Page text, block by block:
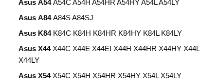
Asus A54A54C A54H A54HR A54HY A54L A54LY
Asus A84A84S A84SJ
Asus K84 K84C K84H K84HR K84HY K84L K84LY
Asus X44X44C X44E X44EI X44H X44HR X44HY X44L
X44LY
Asus X54X54C X54H X54HR X54HY X54L X54LY